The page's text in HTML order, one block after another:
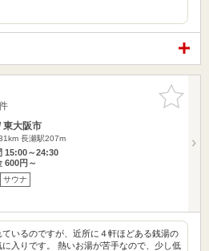
お気に入
りに追加
東大阪市
長瀬駅207m
15:00～24:30
600円～
サウナ
いるのですが、近所に４軒ほどある銭湯の
入りです。 熱いお湯が苦手なので、少し低